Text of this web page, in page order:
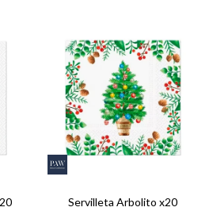
Servilleta Arbolito x20